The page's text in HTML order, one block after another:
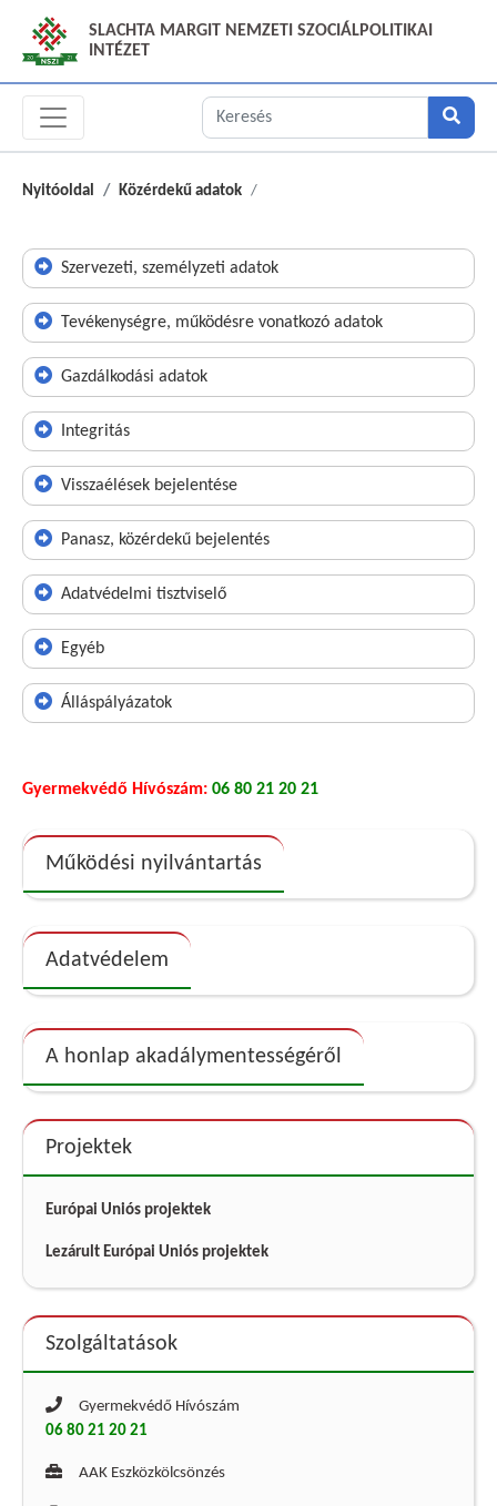
SLACHTA MARGIT NEMZETI SZOCIÁLPOLITIKAI
INTÉZET
Nyitóoldal Közérdekű adatok
Szervezeti, személyzeti adatok
Tevékenységre, működésre vonatkozó adatok
Gazdálkodási adatok
Integritás
Visszaélések bejelentése
Panasz, közérdekű bejelentés
Adatvédelmi tisztviselő
Egyéb
Álláspályázatok
Gyermekvédő Hívószám: 06 80 21 20 21
Működési nyilvántartás
Adatvédelem
A honlap akadálymentességéről
Projektek
Európai Uniós projektek
Lezárult Európai Uniós projektek
Szolgáltatások
Gyermekvédő Hívószám
06 80 21 20 21
AAK Eszközkölcsönzés